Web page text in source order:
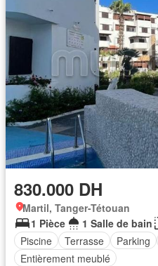
830.000 DH
Martil, Tanger-Tétouan
1 Pièce
1 Salle de bain
Piscine
Terrasse Parking
Entièrement meublé